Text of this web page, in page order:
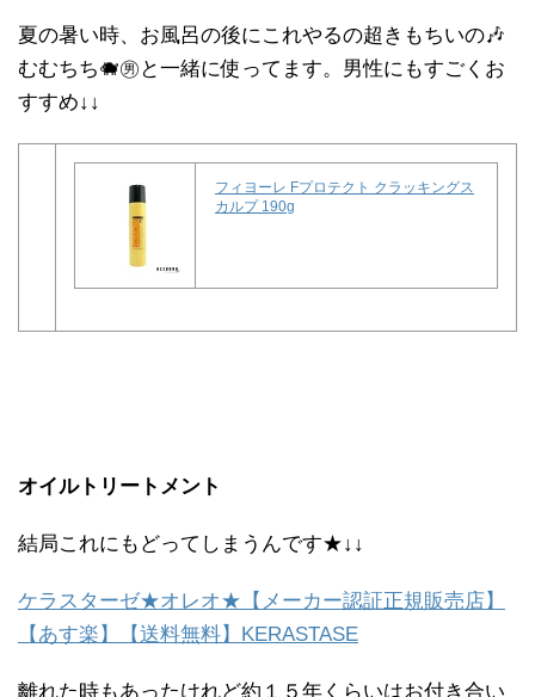
夏の暑い時、お風呂の後にこれやるの超きもちいの🎶
むむちち🐗㊚と一緒に使ってます。男性にもすごくお
すすめ↓↓
フィヨーレ Fプロテクト クラッキングス
カルプ 190g
オイルトリートメント
結局これにもどってしまうんです★↓↓
ケラスターゼ★オレオ★【メーカー認証正規販売店】
【あす楽】【送料無料】KERASTASE
離れた時もあったけれど約１５年くらいはお付き合い